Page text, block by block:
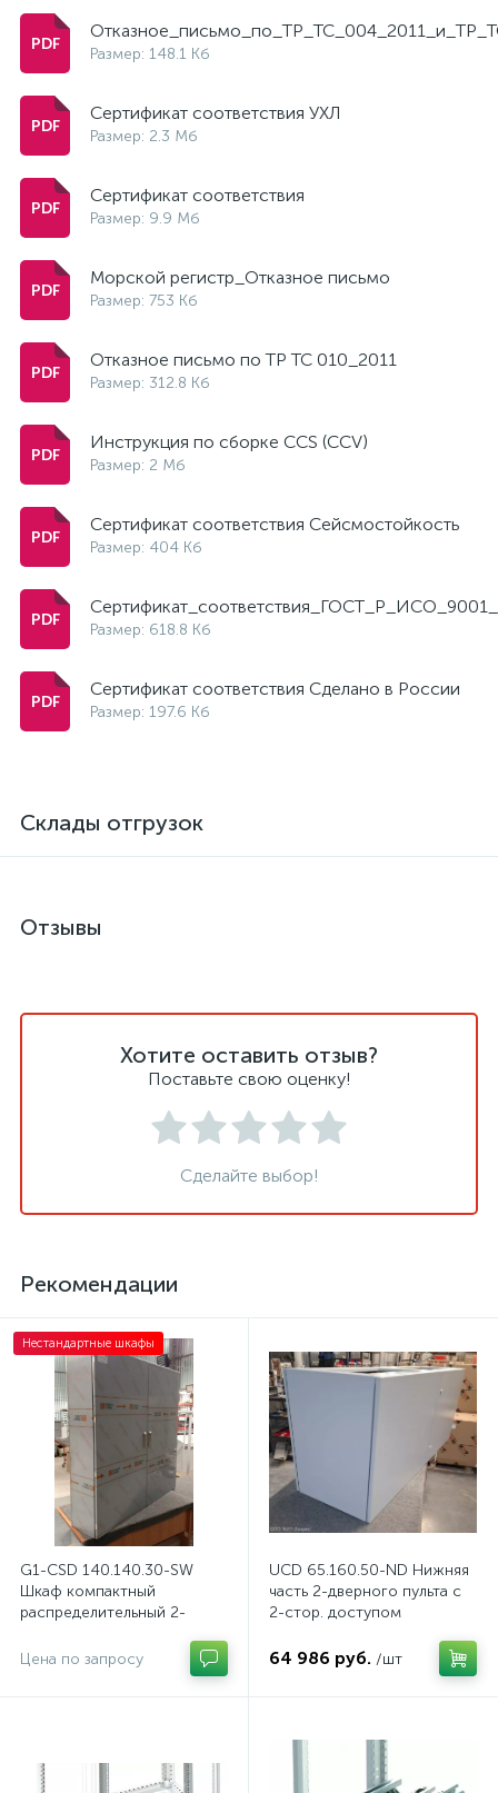
Размер: 148.1 Кб
Сертификат соответствия УХЛ
Размер: 2.3 Мб
Сертификат соответствия
Размер: 9.9 Мб
Морской регистр_Отказное письмо
Размер: 753 Кб
Отказное письмо по ТР ТС 010_2011
Размер: 312.8 Кб
Инструкция по сборке CCS (CCV)
Размер: 2 Мб
Сертификат соответствия Сейсмостойкость
Размер: 404 Кб
Размер: 618.8 Кб
Сертификат соответствия Сделано в России
Размер: 197.6 Кб
Склады отгрузок
Отзывы
Хотите оставить отзыв?
Поставьте свою оценку!
Сделайте выбор!
Рекомендации
Нестандартные шкафы
G1-CSD 140.140.30-SW
Шкаф компактный
распределительный 2-
стали, с перемычкой
Цена по запросу
UCD 65.160.50-ND Нижняя
часть 2-дверного пульта с
2-стор. доступом
64 986 руб. /шт